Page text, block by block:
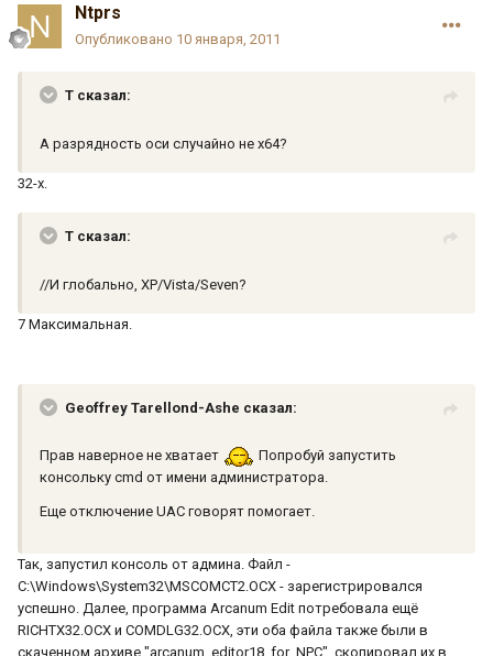
Ntprs
Опубликовано 10 января, 2011
T сказал:
А разрядность оси случайно не x64?
32-х.
T сказал:
//И глобально, XP/Vista/Seven?
7 Максимальная.
Geoffrey Tarellond-Ashe сказал:
Прав наверное не хватает
Попробуй запустить
консольку cmd от имени администратора.
Еще отключение UAC говорят помогает.
Так, запустил консоль от админа. Файл -
C:\Windows\System32\MSCOMCT2.OCX - зарегистрировался
успешно. Далее, программа Arcanum Edit потребовала ещё
RICHTX32.OCX и COMDLG32.OCX, эти оба файла также были в
скаченном архиве "arcanum_editor18_for_NPC", скопировал их в